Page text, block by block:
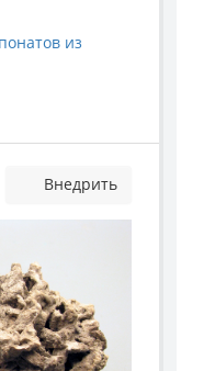
из
Внедрить